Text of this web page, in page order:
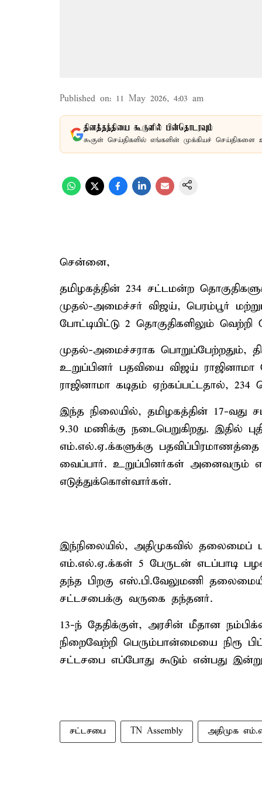
Published on: 11 May 2026, 4:03 am
தினத்தந்தியை கூகுளில் பின்தொடரவும்
கூகுள் செய்திகளில் எங்களின் முக்கியச் செய்திகளை
சென்னை,
தமிழகத்தின் 234 சட்டமன்ற
முதல்-அமைச்சர் விஜய், பெரம்பூர்
போட்டியிட்டு 2 தொகுதிகளிலும் வெற்றி
முதல்-அமைச்சராக பொறுப்பேற்றதும்,
உறுப்பினர் பதவியை விஜய்
ராஜினாமா கடிதம் ஏற்கப்பட்டதால், 234
இந்த நிலையில், தமிழகத்தின் 17-வது
9.30 மணிக்கு நடைபெறுகிறது. இதில்
எம்.எல்.ஏ.க்களுக்கு
வைப்பார். உறுப்பினர்கள் அனைவரும்
எடுத்துக்கொள்வார்கள்.
இந்நிலையில், அதிமுகவில் தலைமைப்
எம்.எல்.ஏ.க்கள் 5 பேருடன் எடப்பாடி
தந்த பிறகு எஸ்.பி.வேலுமணி
சட்டசபைக்கு வருகை தந்தனர்.
13-ந் தேதிக்குள், அரசின் மீதான
நிறைவேற்றி பெரும்பான்மையை நிரூ
சட்டசபை எப்போது கூடும் என்பது
சட்டசபை TN Assembly அதிமுக